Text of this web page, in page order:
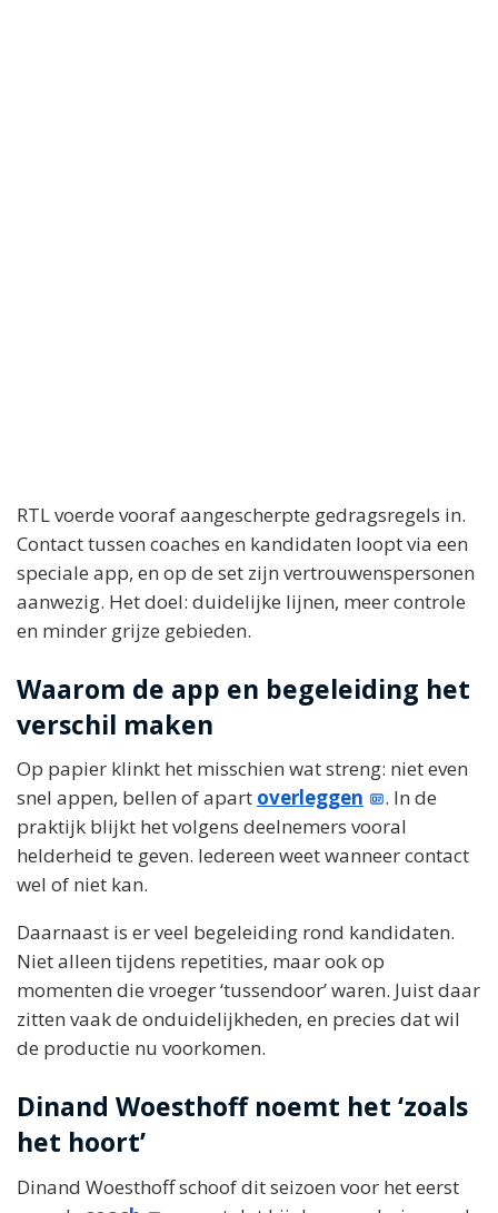
RTL voerde vooraf aangescherpte gedragsregels in.
Contact tussen coaches en kandidaten loopt via een
speciale app, en op de set zijn vertrouwenspersonen
aanwezig. Het doel: duidelijke lijnen, meer controle
en minder grijze gebieden.
Waarom de app en begeleiding het
verschil maken
Op papier klinkt het misschien wat streng: niet even
snel appen, bellen of apart overleggen
. In de
praktijk blijkt het volgens deelnemers vooral
helderheid te geven. Iedereen weet wanneer contact
wel of niet kan.
Daarnaast is er veel begeleiding rond kandidaten.
Niet alleen tijdens repetities, maar ook op
momenten die vroeger ‘tussendoor’ waren. Juist daar
zitten vaak de onduidelijkheden, en precies dat wil
de productie nu voorkomen.
Dinand Woesthoff noemt het ‘zoals
het hoort’
Dinand Woesthoff schoof dit seizoen voor het eerst